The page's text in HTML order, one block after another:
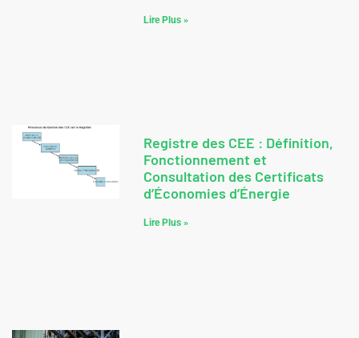
Lire Plus »
Registre des CEE : Définition,
Fonctionnement et
Consultation des Certificats
d’Économies d’Énergie
Lire Plus »